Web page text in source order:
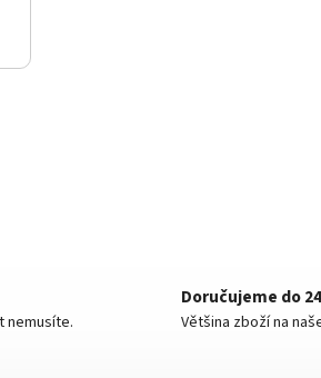
nemusíte.
Doručujeme do
Většina zboží na